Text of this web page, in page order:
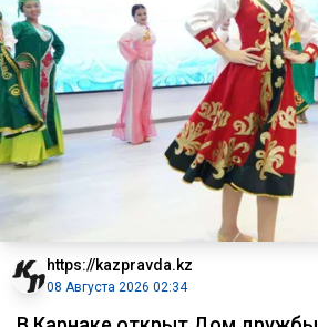
https://kazpravda.kz
08 Августа 2026 02:34